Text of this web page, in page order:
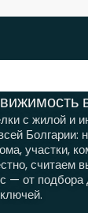
с жилой и
Болгарии:
участки,
считаем
— от подбора
ключей.